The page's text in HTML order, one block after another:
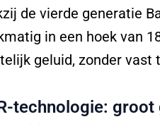
de vierde generatie
in een hoek van
geluid, zonder vast
technologie: